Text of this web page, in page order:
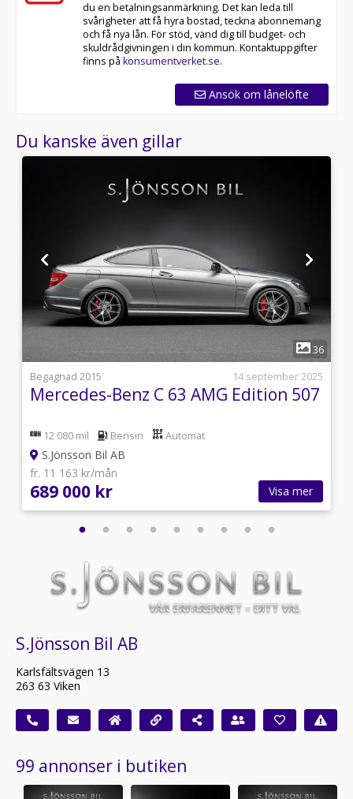
du en betalningsanmärkning. Det kan leda till
svårigheter att få hyra bostad, teckna abonnemang
och få nya lån. För stöd, vänd dig till budget- och
skuldrådgivningen i din kommun. Kontaktuppgifter
finns på konsumentverket.se.
Ansök om lånelöfte
Du kanske även gillar
36
Begagnad 2015
14 september 2025
Mercedes-Benz C 63 AMG Edition 507
12 080 mil Bensin Automat
S.Jönsson Bil AB
fr. 11 163 kr/mån
689 000 kr Visa mer
S.Jönsson Bil AB
Karlsfältsvägen 13
263 63 Viken
99 annonser i butiken